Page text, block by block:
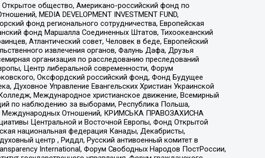
общество, Американо-российский фонд по
MEDIA DEVELOPMENT INVESTMENT FUND,
фонд регионального сотрудничества, Европейская
фонд Маршалла Соединенных Штатов, Тихоокеанский
Атлантический совет, Человек в беде, Европейский
извлечения органов, Фалунь Дафа, Друзья
организация по расследованию преследований
Центр либеральной современности, Форум
Оксфордский российский фонд, Фонд Будущее
Духовное Управление Евангельских Христиан Украинской
Международное христианское движение, Всемирный
по наблюдению за выборами, Республика Польша,
Международных Отношений, КРИМСЬКА ПРАВОЗАХИСНА
Центральной и Восточной Европы, Фонд Открытой
национальная федерация Канады, Декабристы,
центр , Риддл, Русский антивоенный комитет в
International, Форум Свободных Народов ПостРоссии,